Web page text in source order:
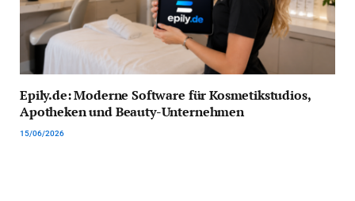
Epily.de: Moderne Software für Kosmetikstudios,
Apotheken und Beauty-Unternehmen
15/06/2026